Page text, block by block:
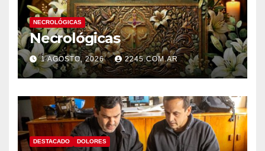
NECROLÓGICAS
Necrológicas
1 AGOSTO, 2026 2245.COM.AR
DESTACADO DOLORES